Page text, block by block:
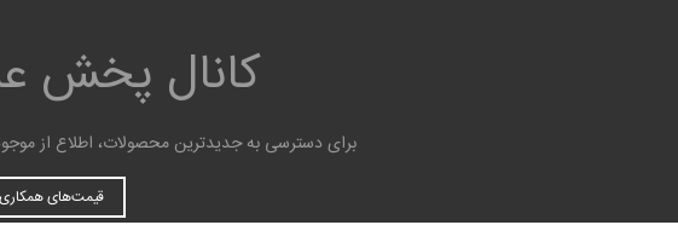
کانال پخش
برای دسترسی به جدیدترین محصولات، اطلاع از
قیمت‌های